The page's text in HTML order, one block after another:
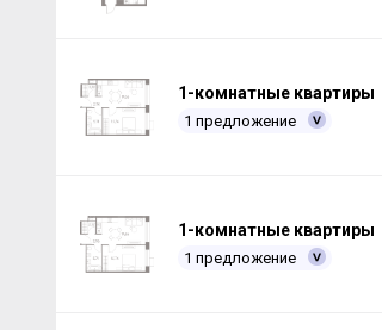
1-комнатные квартиры
1 предложение
1-комнатные квартиры
1 предложение